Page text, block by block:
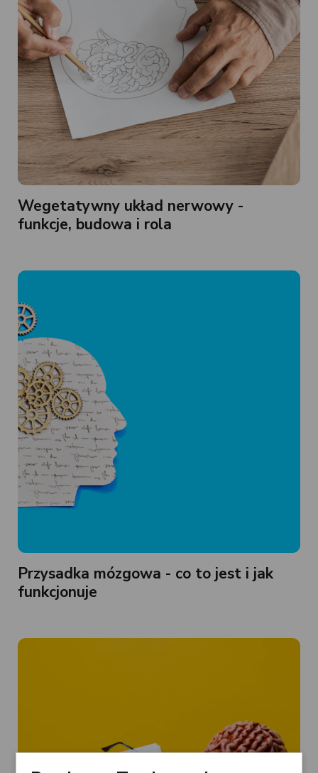
Wegetatywny układ nerwowy -
funkcje, budowa i rola
Przysadka mózgowa - co to jest i jak
funkcjonuje